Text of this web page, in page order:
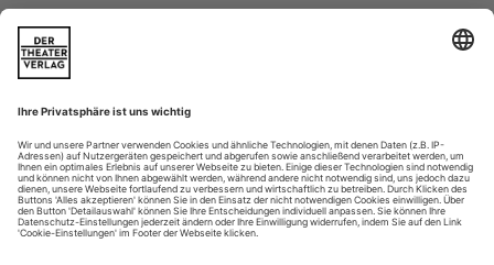
Il grande cacciatore. Irgendwie erinnert die stete Jagd
Giacomo Puccinis (der im Übrigen auch echtes Wild mit
großer Begeisterung erlegte) nach Frauenliebe an Max
Frischs Schauspiel «Don Juan oder Die Liebe zur Geometrie»,
in dem der Titelheld an der Einsicht reift, wirkliche Erfüllung
im realen Leben nicht finden zu können, und sich deswegen
in die Geometrie...
Theater der Bilder